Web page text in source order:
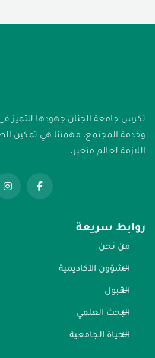
تكرس جامعة الجنان جهودها للتميز
وخدمة المجتمع. مهمتنا هي تمكين
اللازمة لعالم متغير.
روابط سريعة
من نحن
الشؤون الأكاديمية
القبول
البحث العلمي
الحياة الجامعية